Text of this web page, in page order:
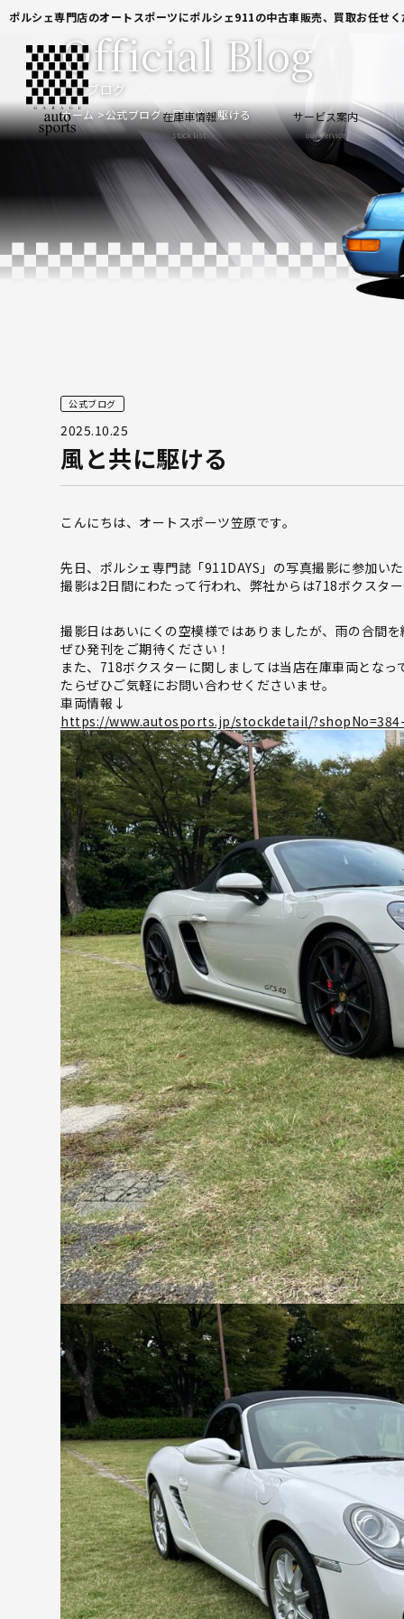
ポルシェ専門店のオートスポーツにポルシェ911の中古車販売、買取お任せ
在庫車情報
stock list
サービス案内
our service
公式ブログ
Official Blog
ホーム 公式ブログ 風と共に駆ける
公式ブログ
2025.10.25
風と共に駆ける
こんにちは、オートスポーツ笠原です。
先日、ポルシェ専門誌「911DAYS」の写真撮影に参加い
撮影は2日間にわたって行われ、弊社からは718ボクスタ
撮影日はあいにくの空模様ではありましたが、雨の合間
ぜひ発刊をご期待ください！
また、718ボクスターに関しましては当店在庫車両とな
たらぜひご気軽にお問い合わせくださいませ。
車両情報↓
https://www.autosports.jp/stockdetail/